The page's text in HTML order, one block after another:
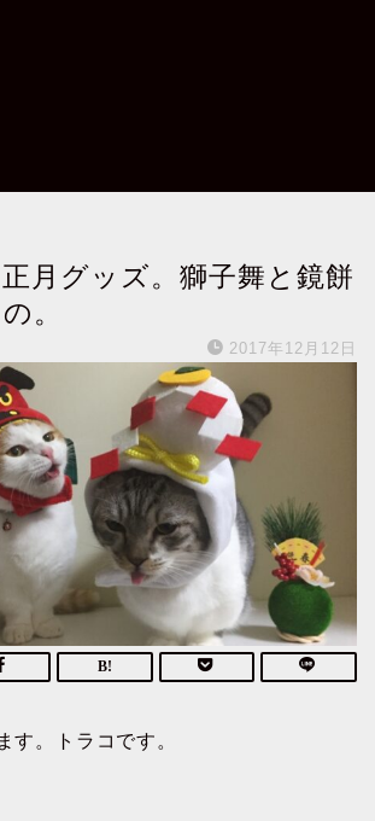
月グッズ。獅子舞と鏡餅
。
2017年12月12日
す。トラコです。